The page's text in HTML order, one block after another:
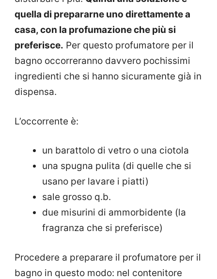
quella di prepararne uno direttamente a
casa, con la profumazione che più si
preferisce. Per questo profumatore per il
bagno occorreranno davvero pochissimi
ingredienti che si hanno sicuramente già in
dispensa.
L’occorrente è:
un barattolo di vetro o una ciotola
una spugna pulita (di quelle che si
usano per lavare i piatti)
sale grosso q.b.
due misurini di ammorbidente (la
fragranza che si preferisce)
Procedere a preparare il profumatore per il
bagno in questo modo: nel contenitore